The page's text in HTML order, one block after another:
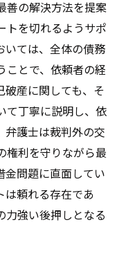
善の解決方法を提案
トを切れるようサポ
いては、全体の債務
ことで、依頼者の経
破産に関しても、そ
て丁寧に説明し、依
弁護士は裁判外の交
権利を守りながら最
金問題に直面してい
は頼れる存在であ
力強い後押しとなる